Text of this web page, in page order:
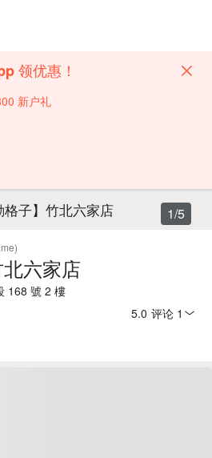
领优惠！
新户礼
格子】竹北六家店
北六家店
168 號 2 樓
5.0 评论 1
1/5